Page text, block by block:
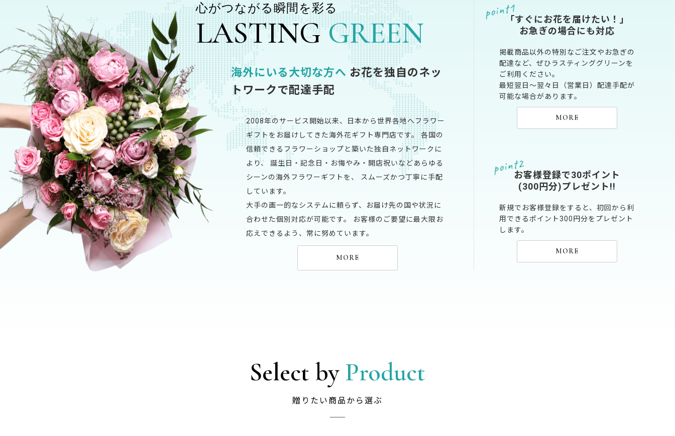
心がつながる瞬間を彩る
LASTINGGREEN
海外にいる大切な方へ お花を独自のネッ
トワークで配達手配
2008年のサービス開始以来、日本から世界各地へフラワー
ギフトをお届けしてきた海外花ギフト専門店です。 各国の
信頼できるフラワーショップと築いた独自ネットワークに
より、 誕生日・記念日・お悔やみ・開店祝いなどあらゆる
シーンの海外フラワーギフトを、 スムーズかつ丁寧に手配
しています。
大手の画一的なシステムに頼らず、お届け先の国や状況に
合わせた個別対応が可能です。
お客様のご要望に最大限お
応えできるよう、常に努めています。
MORE
「すぐにお花を届けたい！」
お急ぎの場合にも対応
掲載商品以外の特別なご注文やお急ぎの
配達など、ぜひラスティンググリーンを
ご利用ください。
最短翌日～翌々日（営業日）配達手配が
可能な場合があります。
MORE
お客様登録で30ポイント
(300円分)プレゼント!!
新規でお客様登録をすると、初回から利
用できるポイント300円分をプレゼント
します。
MORE
Select by Product
贈りたい商品から選ぶ